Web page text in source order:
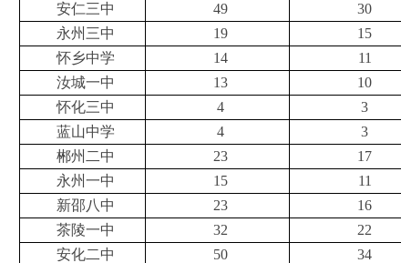
安仁三中
49 30
永州三中
19 15
怀乡中学
14 11
汝城一中
13 10
怀化三中
4 3
蓝山中学
4 3
郴州二中
23 17
永州一中
15 11
新邵八中
23 16
茶陵一中
32 22
安化二中
50 34